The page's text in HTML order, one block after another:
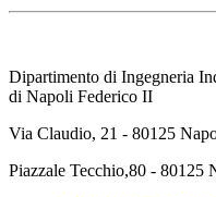
Dipartimento di Ingegneria
di Napoli Federico II
Via Claudio, 21 - 80125
Piazzale Tecchio,80 - 80125